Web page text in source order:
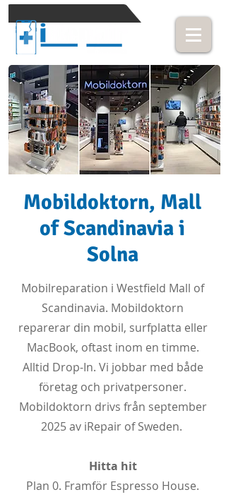
Mobildoktorn, Mall
of Scandinavia i
Solna
Mobilreparation i Westfield Mall of
Scandinavia. Mobildoktorn
reparerar din mobil, surfplatta eller
MacBook, oftast inom en timme.
Alltid Drop-In. Vi jobbar med både
företag och privatpersoner.
Mobildoktorn drivs från september
2025 av iRepair of Sweden.
Hitta hit
Plan 0. Framför Espresso House.